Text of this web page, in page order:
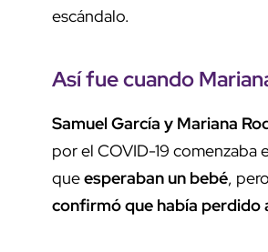
escándalo.
Así fue cuando
Samuel García y Mariana
por el COVID-19
queesperaban un bebé,
confirmó que había perdido